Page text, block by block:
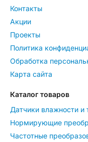
Контакты
Акции
Проекты
Политика
Обработка
Карта сайта
Каталог товаров
Датчики влажности и
Нормирующие
Частотные